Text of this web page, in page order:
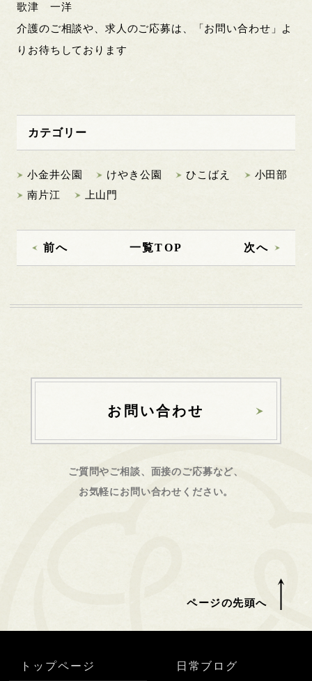
歌津 一洋
介護のご相談や、求人のご応募は、「お問い合わせ」よ
りお待ちしております
カテゴリー
小金井公園 けやき公園 ひこばえ
小田部
南片江
上山門
前へ 一覧TOP 次へ
お問い合わせ
ご質問やご相談、面接のご応募など、
お気軽にお問い合わせください。
ページの先頭へ
トップページ 日常ブログ